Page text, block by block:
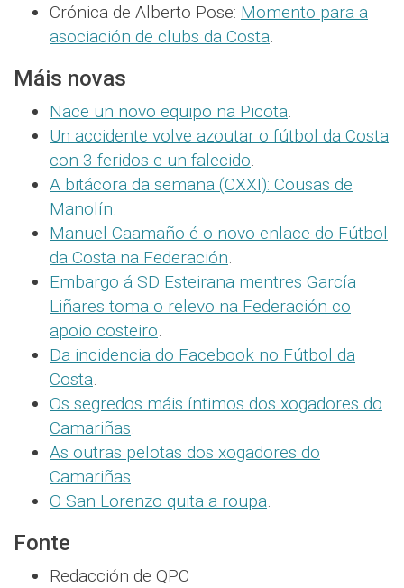
Crónica de Alberto Pose: Momento para a
asociación de clubs da Costa.
Máis novas
Nace un novo equipo na Picota.
Un accidente volve azoutar o fútbol da Costa
con 3 feridos e un falecido.
A bitácora da semana (CXXI): Cousas de
Manolín.
Manuel Caamaño é o novo enlace do Fútbol
da Costa na Federación.
Embargo á SD Esteirana mentres García
Liñares toma o relevo na Federación co
apoio costeiro.
Da incidencia do Facebook no Fútbol da
Costa.
Os segredos máis íntimos dos xogadores do
Camariñas.
As outras pelotas dos xogadores do
Camariñas.
O San Lorenzo quita a roupa.
Fonte
Redacción de QPC